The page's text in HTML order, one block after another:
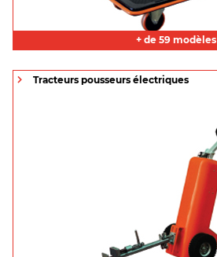
+ de 59 modèles
Tracteurs pousseurs électriques